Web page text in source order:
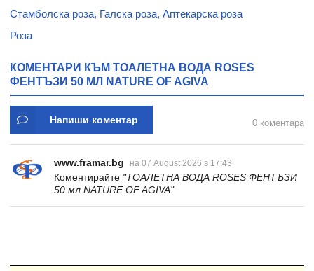
Стамболска роза, Галска роза, Аптекарска роза
Роза
КОМЕНТАРИ КЪМ ТОАЛЕТНА ВОДА ROSES
ФЕНТЪЗИ 50 МЛ NATURE OF AGIVA
Напиши коментар 0 коментара
www.framar.bg на 07 August 2026 в 17:43
Коментирайте "ТОАЛЕТНА ВОДА ROSES ФЕНТЪЗИ
50 мл NATURE OF AGIVA"